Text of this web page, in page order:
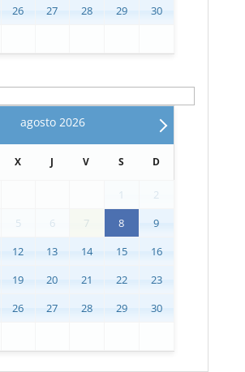
26 27 28 29
30
agosto 2026
X J V S D
1
2
5 6 7 8
9
12 13 14 15
16
19 20 21 22
23
26 27 28 29
30